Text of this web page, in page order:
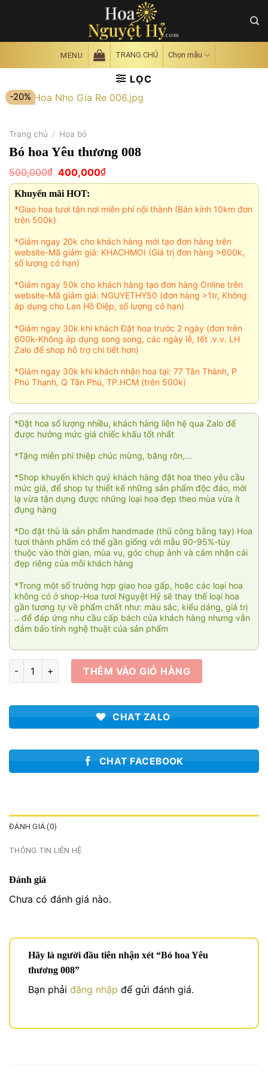
MENU TRANG CHỦ Chọn mẫu
LỌC
-20%
Trang chủ / Hoa bó
Bó hoa Yêu thương 008
500,000₫ Giá
gốc
là:
500,000₫.
400,000₫Giá
hiện
400,000₫.
Khuyến mãi HOT:
*Giao hoa tươi tận nơi miễn phí nội thành (Bán kính 10km đơn
trên 500k)
*Giảm ngay 20k cho khách hàng mới tạo đơn hàng trên
website-Mã giảm giá: KHACHMOI (Giá trị đơn hàng >600k,
số lượng có hạn)
*Giảm ngay 50k cho khách hàng tạo đơn hàng Online trên
website-Mã giảm giá: NGUYETHY50 (đơn hàng >1tr, Không
áp dụng cho Lan Hồ Điệp, số lượng có hạn)
*Giảm ngay 30k khi khách Đặt hoa trước 2 ngày (đơn trên
600k-Không áp dụng song song, các ngày lễ, tết .v.v. LH
Zalo để shop hỗ trợ chi tiết hơn)
*Giảm ngay 30k khi khách nhận hoa tại: 77 Tân Thành, P
Phú Thạnh, Q Tân Phú, TP.HCM (trên 500k)
*Đặt hoa số lượng nhiều, khách hàng liên hệ qua Zalo để
được hưởng mức giá chiếc khấu tốt nhất
*Tặng miễn phí thiệp chúc mừng, băng rôn,...
*Shop khuyến khích quý khách hàng đặt hoa theo yêu cầu
mức giá, để shop tự thiết kế những sản phẩm độc đáo, mới
lạ vừa tận dụng được những loại hoa đẹp theo mùa vừa ít
đụng hàng
*Do đặt thù là sản phẩm handmade (thủ công bằng tay) Hoa
tươi thành phẩm có thể gần giống với mẫu 90-95%-tùy
thuộc vào thời gian, mùa vụ, góc chụp ảnh và cảm nhận cái
đẹp riêng của mỗi khách hàng
*Trong một số trường hợp giao hoa gấp, hoặc các loại hoa
không có ở shop-Hoa tươi Nguyệt Hỷ sẽ thay thế loại hoa
gần tương tự về phẩm chất như: màu sắc, kiểu dáng, giá trị
.. để đáp ứng nhu cầu cấp bách của khách hàng nhưng vẫn
đảm bảo tính nghệ thuật của sản phẩm
Bó hoa Yêu thương 008 số lượng
THÊM VÀO GIỎ HÀNG
CHAT ZALO
CHAT FACEBOOK
ĐÁNH GIÁ (0)
THÔNG TIN LIÊN HỆ
Đánh giá
Chưa có đánh giá nào.
Hãy là người đầu tiên nhận xét “Bó hoa Yêu
thương 008”
Bạn phải đăng nhập để gửi đánh giá.